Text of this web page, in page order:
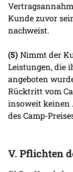
Kunde zuvor
nachweist.
(5) Nimmt der
Leistungen, die
angeboten
Rücktritt vom
insoweit keinen
des Camp-
V. Pflichten